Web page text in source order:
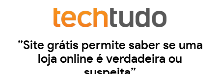
”Site grátis permite saber se uma
loja online é verdadeira ou